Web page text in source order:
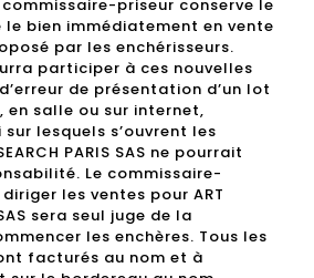
priseur conserve le
bien immédiatement en vente
par les enchérisseurs.
participer à ces nouvelles
de présentation d’un lot
en salle ou sur internet,
lesquels s’ouvrent les
PARIS SAS ne pourrait
Le commissaire-
les ventes pour ART
SAS sera seul juge de la
les enchères. Tous les
facturés au nom et à